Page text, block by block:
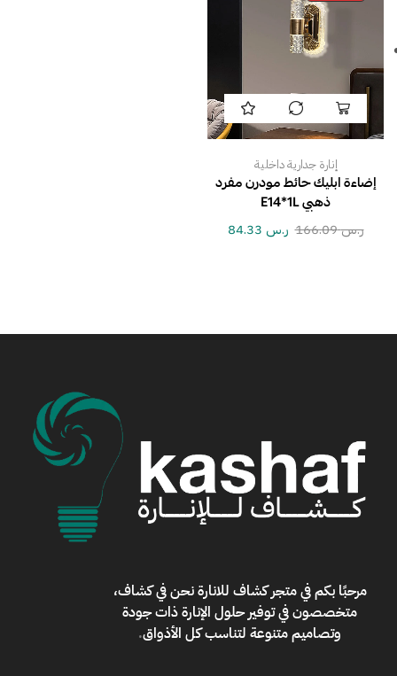
إنارة جدارية داخلية
إضاءة ابليك حائط مودرن مفرد
ذهبي E14*1L
ر.س166.09 ر.س
مرحبًا بكم فيمتجر كشاف للانارةنحن في كشاف،
متخصصون في توفير حلول الإنارة ذات جودة
وتصاميم متنوعة لتناسب كل الأذواق.